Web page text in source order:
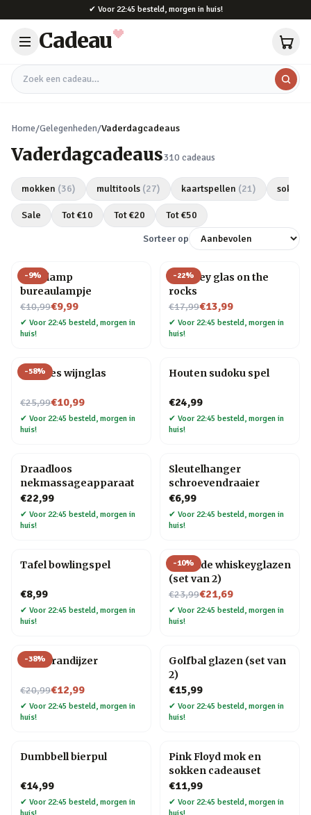
✔ Voor 22:45 besteld, morgen in huis!
Cadeau
Zoek een cadeau
Home/Gelegenheden/Vaderdagcadeaus
Vaderdagcadeaus310 cadeaus
mokken (36) multitools (27) kaartspellen (21) sokken
Sale Tot €10 Tot €20 Tot €50
Sorteer op
-9%
Gloeilamp
bureaulampje
€10,99
Nu voor€9,99
✔ Voor 22:45 besteld, morgen in
huis!
-22%
Whiskey glas on the
rocks
€17,99
Nu voor€13,99
✔ Voor 22:45 besteld, morgen in
huis!
-58%
Wijnfles wijnglas
€25,99
Nu voor€10,99
✔ Voor 22:45 besteld, morgen in
huis!
Houten sudoku spel
€24,99
✔ Voor 22:45 besteld, morgen in
huis!
Draadloos
nekmassageapparaat
€22,99
✔ Voor 22:45 besteld, morgen in
huis!
Sleutelhanger
schroevendraaier
€6,99
✔ Voor 22:45 besteld, morgen in
huis!
Tafel bowlingspel
€8,99
✔ Voor 22:45 besteld, morgen in
huis!
-10%
Rollende whiskeyglazen
(set van 2)
€23,99
Nu voor€21,69
✔ Voor 22:45 besteld, morgen in
huis!
-38%
BBQ brandijzer
€20,99
Nu voor€12,99
✔ Voor 22:45 besteld, morgen in
huis!
Golfbal glazen (set van
2)
€15,99
✔ Voor 22:45 besteld, morgen in
huis!
Dumbbell bierpul
€14,99
✔ Voor 22:45 besteld, morgen in
Pink Floyd mok en
sokken cadeauset
€11,99
✔ Voor 22:45 besteld, morgen in